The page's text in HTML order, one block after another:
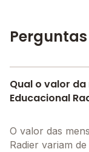
Qual o valor
Educacional
O valor das
Radier variam